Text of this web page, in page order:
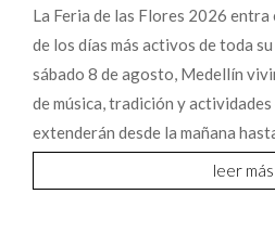
La Feria de las Flores 2026 entra
de los días más activos de toda
sábado 8 de agosto, Medellín
de música, tradición y
extenderán desde la mañana
leer más